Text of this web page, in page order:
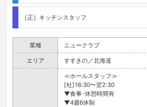
［正］キッチンスタッフ
業種 ニュークラブ
エリア すすきの／北海道
≪ホールスタッフ≫
[社]16:30〜翌2:30
▼食事･休憩時間有
▼4週6休制